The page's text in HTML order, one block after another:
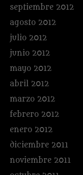
septiembre 2012
agosto 2012
julio 2012
junio 2012
mayo 2012
abril 2012
marzo 2012
febrero 2012
enero 2012
diciembre 2011
noviembre 2011